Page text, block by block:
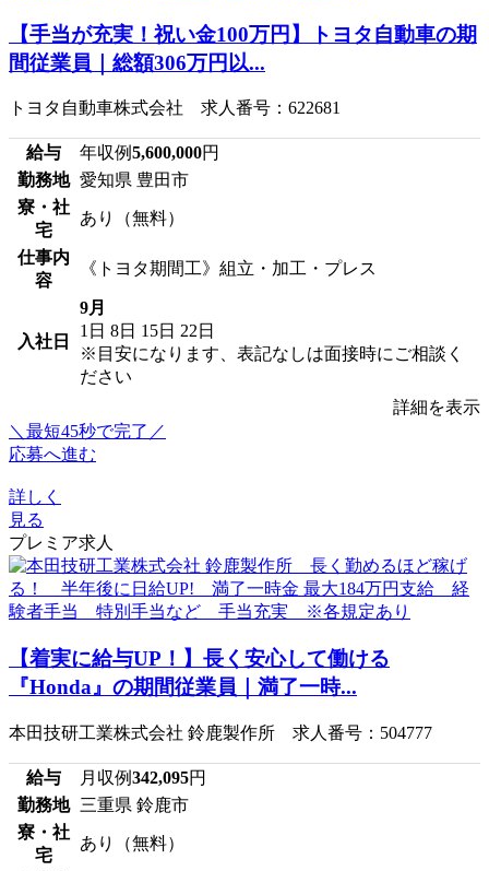
【手当が充実！祝い金100万円】トヨタ自動車の期
間従業員｜総額306万円以...
トヨタ自動車株式会社 求人番号：622681
給与 年収例5,600,000円
勤務地 愛知県 豊田市
寮・社
宅
あり（無料）
仕事内
容
《トヨタ期間工》組立・加工・プレス
入社日
9月
1日 8日 15日 22日
※目安になります、表記なしは面接時にご相談く
ださい
詳細を表示
＼最短45秒で完了／
応募へ進む
詳しく
見る
プレミア求人
【着実に給与UP！】長く安心して働ける
『Honda』の期間従業員｜満了一時...
本田技研工業株式会社 鈴鹿製作所 求人番号：504777
給与 月収例342,095円
勤務地 三重県 鈴鹿市
寮・社
宅
あり（無料）